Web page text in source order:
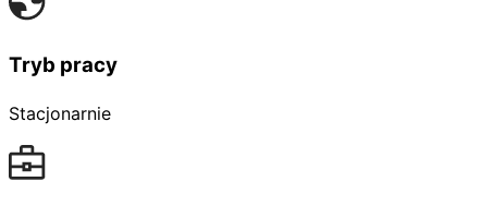
Tryb pracy
Stacjonarnie